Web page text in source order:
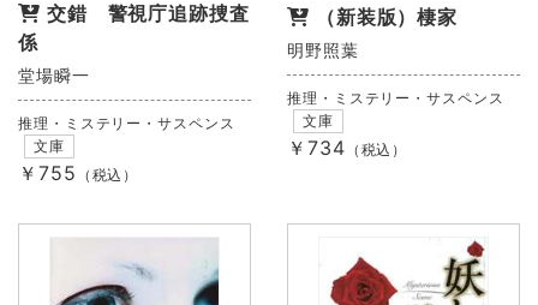
交錯 警視庁追跡捜査
係
堂場瞬一
推理・ミステリー・サスペンス
文庫
￥755 （税込）
（新装版）棲家
明野照葉
推理・ミステリー・サスペンス
文庫
￥734 （税込）